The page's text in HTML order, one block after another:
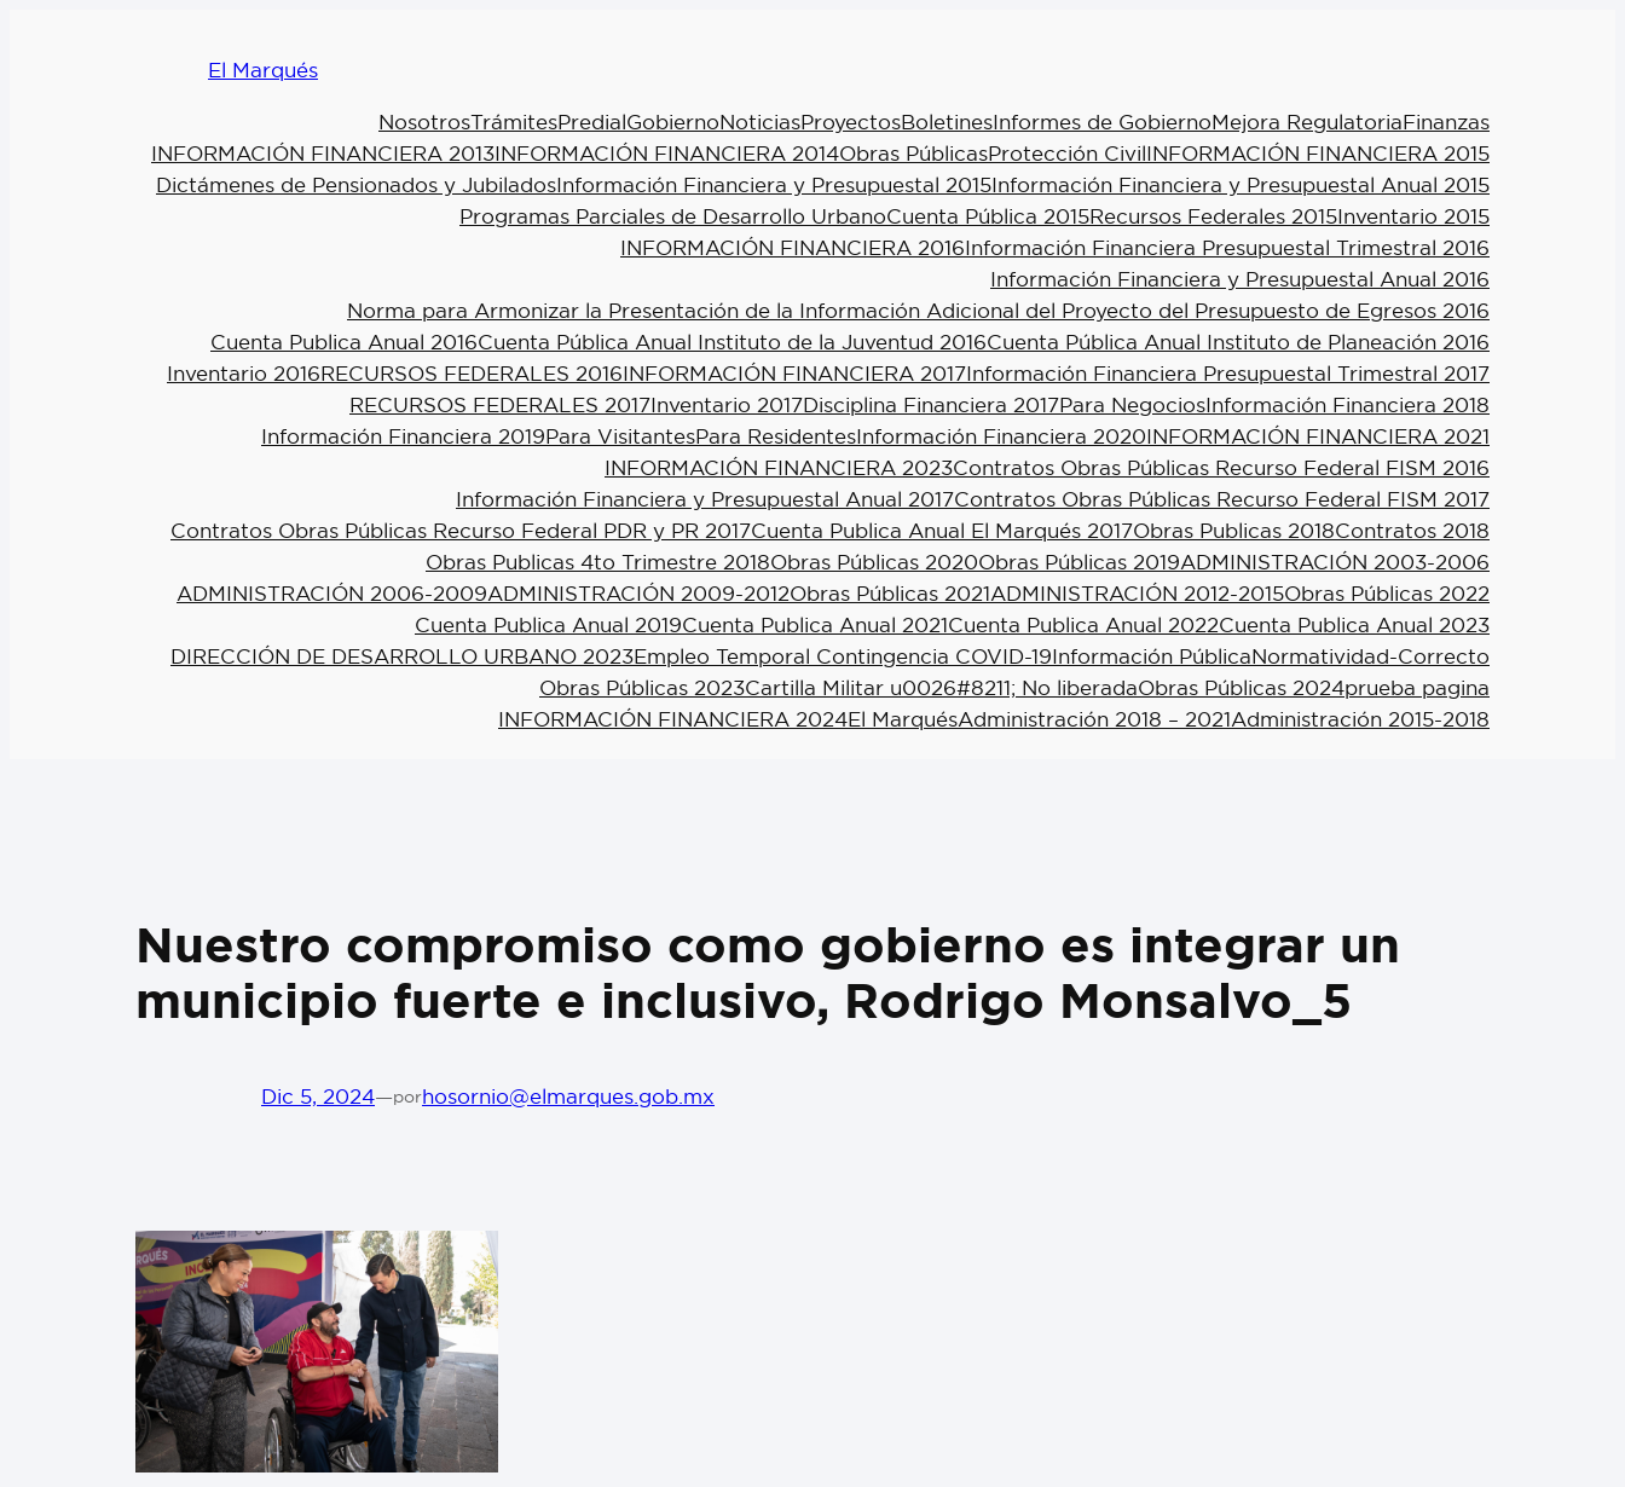
El Marqués
NosotrosTrámitesPredialGobiernoNoticiasProyectosBoletinesInformes de GobiernoMejora RegulatoriaFinanzas
INFORMACIÓN FINANCIERA 2013INFORMACIÓN FINANCIERA 2014Obras PúblicasProtección CivilINFORMACIÓN FINANCIERA 2015
Dictámenes de Pensionados y JubiladosInformación Financiera y Presupuestal 2015Información Financiera y Presupuestal Anual 2015
Programas Parciales de Desarrollo UrbanoCuenta Pública 2015Recursos Federales 2015Inventario 2015
INFORMACIÓN FINANCIERA 2016Información Financiera Presupuestal Trimestral 2016
Información Financiera y Presupuestal Anual 2016
Norma para Armonizar la Presentación de la Información Adicional del Proyecto del Presupuesto de Egresos 2016
Cuenta Publica Anual 2016Cuenta Pública Anual Instituto de la Juventud 2016Cuenta Pública Anual Instituto de Planeación 2016
Inventario 2016RECURSOS FEDERALES 2016INFORMACIÓN FINANCIERA 2017Información Financiera Presupuestal Trimestral 2017
RECURSOS FEDERALES 2017Inventario 2017Disciplina Financiera 2017Para NegociosInformación Financiera 2018
Información Financiera 2019Para VisitantesPara ResidentesInformación Financiera 2020INFORMACIÓN FINANCIERA 2021
INFORMACIÓN FINANCIERA 2023Contratos Obras Públicas Recurso Federal FISM 2016
Información Financiera y Presupuestal Anual 2017Contratos Obras Públicas Recurso Federal FISM 2017
Contratos Obras Públicas Recurso Federal PDR y PR 2017Cuenta Publica Anual El Marqués 2017Obras Publicas 2018Contratos 2018
Obras Publicas 4to Trimestre 2018Obras Públicas 2020Obras Públicas 2019ADMINISTRACIÓN 2003-2006
ADMINISTRACIÓN 2006-2009ADMINISTRACIÓN 2009-2012Obras Públicas 2021ADMINISTRACIÓN 2012-2015Obras Públicas 2022
Cuenta Publica Anual 2019Cuenta Publica Anual 2021Cuenta Publica Anual 2022Cuenta Publica Anual 2023
DIRECCIÓN DE DESARROLLO URBANO 2023Empleo Temporal Contingencia COVID-19Información PúblicaNormatividad-Correcto
Obras Públicas 2023Cartilla Militar u0026#8211; No liberadaObras Públicas 2024prueba pagina
INFORMACIÓN FINANCIERA 2024El MarquésAdministración 2018 – 2021Administración 2015-2018
Nuestro compromiso como gobierno es integrar un
municipio fuerte e inclusivo, Rodrigo Monsalvo_5
Dic 5, 2024—porhosornio@elmarques.gob.mx